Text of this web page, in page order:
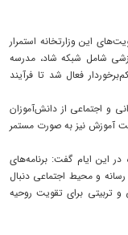
این وزارتخانه استمرار
شامل شبکه شاد، مدرسه
فعال شد تا فرآیند
و اجتماعی از دانش‌آموزان
آموزش نیز به صورت مستمر
این ایام گفت: برنامه‌های
و محیط اجتماعی دنبال
تربیتی برای تقویت روحیه